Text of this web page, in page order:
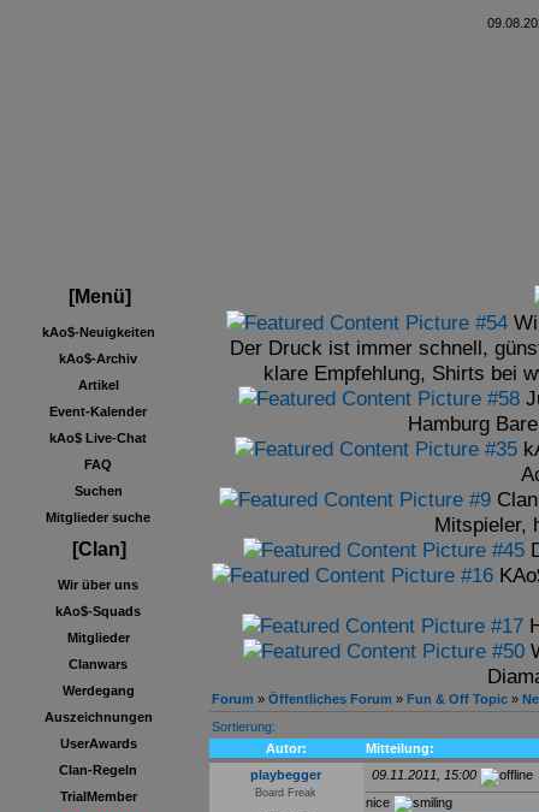
[Menü]
kAo$-Neuigkeiten
kAo$-Archiv
Artikel
Event-Kalender
kAo$ Live-Chat
FAQ
Suchen
Mitglieder suche
[Clan]
Wir über uns
kAo$-Squads
Mitglieder
Clanwars
Werdegang
Auszeichnungen
UserAwards
Clan-Regeln
TrialMember
Der Druck ist immer schnell,
klare Empfehlung, Shirts bei
Hamburg
Mitspieler,
Forum » Öffentliches Forum » Fun & Off Topic »
Sortierung:
Autor:
Mitteilung:
playbegger
Board Freak
09.11.2011, 15:00
nice